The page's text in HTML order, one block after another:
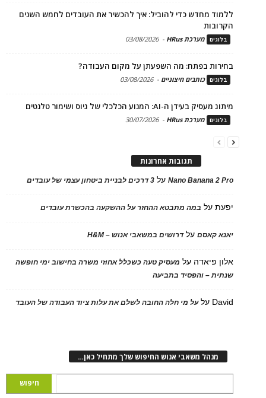
ללמוד מחדש כדי להוביל: איך להכשיר את העובדים לחמש השנים
הקרובות
בלוגים מערכת HRus -
03/08/2026
בחירות בפתח: מה השפעתן על מקום העבודה?
בלוגים כותבים חיצוניים -
03/08/2026
מיתוג מעסיק בעידן ה-AI: המנוע הכלכלי של גיוס ושימור טלנטים
בלוגים מערכת HRus -
30/07/2026
תגובות אחרונות
Nano Banana 2 Proעל 3 דרכים לבניית ביטחון עצמי של עובדים
יפעתעל במה מתבטא ההחזר על ההשקעה בהכשרת עובדים
יאנא קאסםעלדרושים במשאבי אנוש – H&M
אלון פיאדה על מעסיק טעה כשכלל אחוזי משרה בחישוב ימי חופשה
שנתית – והפסיד בתביעה
David עלעל מי חלה החובה לשלם את עלות ציוד העבודה של העובד
מנהל משאבי אנוש החיפוש שלך מתחיל כאן…